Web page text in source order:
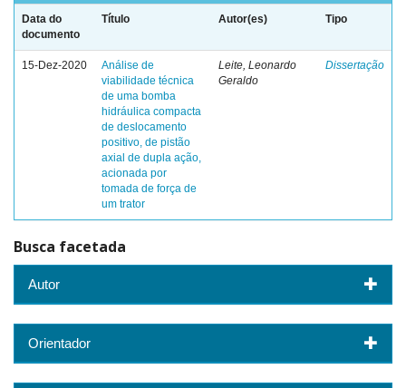
Data do
documento
Título Autor(es) Tipo
15-Dez-2020
Análise de
viabilidade técnica
de uma bomba
hidráulica compacta
de deslocamento
positivo, de pistão
axial de dupla ação,
acionada por
tomada de força de
um trator
Leite, Leonardo
Geraldo
Dissertação
Busca facetada
Autor
Orientador